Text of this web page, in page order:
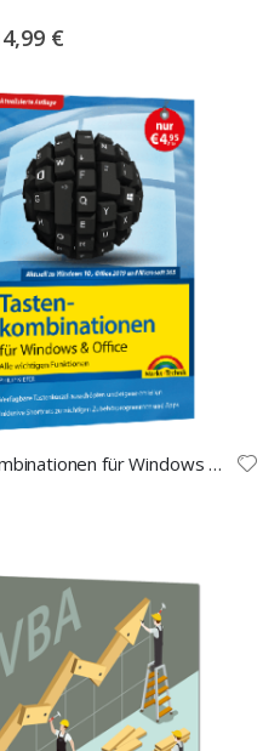
€
Tastenkombinationen für Windows & Office - aktualisierte Auflage